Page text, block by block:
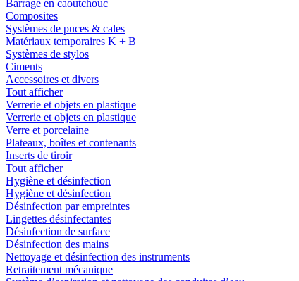
Barrage en caoutchouc
Composites
Systèmes de puces & cales
Matériaux temporaires K + B
Systèmes de stylos
Ciments
Accessoires et divers
Tout afficher
Verrerie et objets en plastique
Verrerie et objets en plastique
Verre et porcelaine
Plateaux, boîtes et contenants
Inserts de tiroir
Tout afficher
Hygiène et désinfection
Hygiène et désinfection
Désinfection par empreintes
Lingettes désinfectantes
Désinfection de surface
Désinfection des mains
Nettoyage et désinfection des instruments
Retraitement mécanique